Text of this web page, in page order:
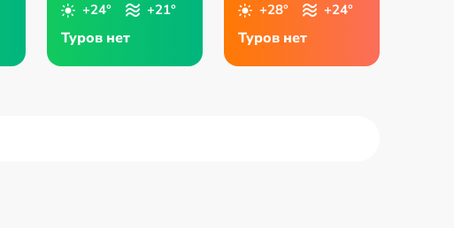
+24° +21°
Туров нет
+28° +24°
Туров нет